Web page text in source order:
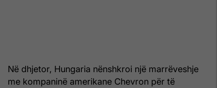
Në dhjetor, Hungaria nënshkroi një marrëveshje
me kompaninë amerikane Chevron për të